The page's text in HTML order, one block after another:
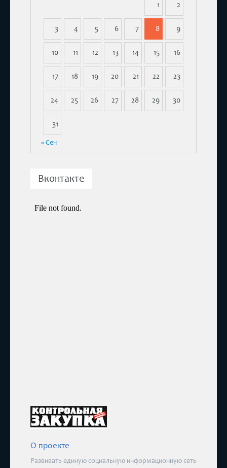
1 2
3 4 5 6 7 8 9
10 11 12 13 14 15 16
17 18 19 20 21 22 23
24 25 26 27 28 29 30
31
« Сен
Вконтакте
О проекте
Развивать единую социальную информационную сеть